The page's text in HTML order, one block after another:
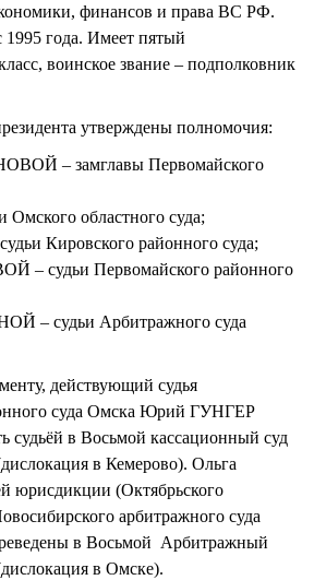
финансов и права ВС РФ.
1995 года. Имеет пятый
воинское звание – подполковник
утверждены полномочия:
– замглавы Первомайского
областного суда;
Кировского районного суда;
– судьи Первомайского районного
– судьи Арбитражного суда
действующий судья
суда Омска Юрий ГУНГЕР
судьёй в Восьмой кассационный суд
в Кемерово). Ольга
юрисдикции (Октябрьского
арбитражного суда
в Восьмой Арбитражный
в Омске).